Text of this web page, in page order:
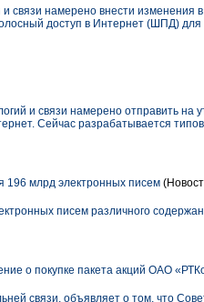
связи намерено внести изменения
доступ в Интернет (ШПД) для
и связи намерено отправить на
Сейчас разрабатывается
196 млрд электронных писем
писем различного
о покупке пакета акций ОАО
связи, объявляет о том, что